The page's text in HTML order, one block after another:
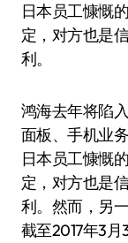
日本员工慷慨
定，对方也是
利。
鸿海去年将陷
面板、手机业
日本员工慷慨
定，对方也是
利。然而，另
截至2017年3